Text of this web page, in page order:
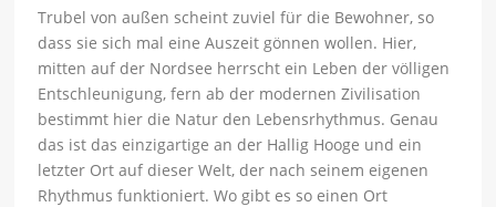
Trubel von außen scheint zuviel für die Bewohner, so
dass sie sich mal eine Auszeit gönnen wollen. Hier,
mitten auf der Nordsee herrscht ein Leben der völligen
Entschleunigung, fern ab der modernen Zivilisation
bestimmt hier die Natur den Lebensrhythmus. Genau
das ist das einzigartige an der Hallig Hooge und ein
letzter Ort auf dieser Welt, der nach seinem eigenen
Rhythmus funktioniert. Wo gibt es so einen Ort